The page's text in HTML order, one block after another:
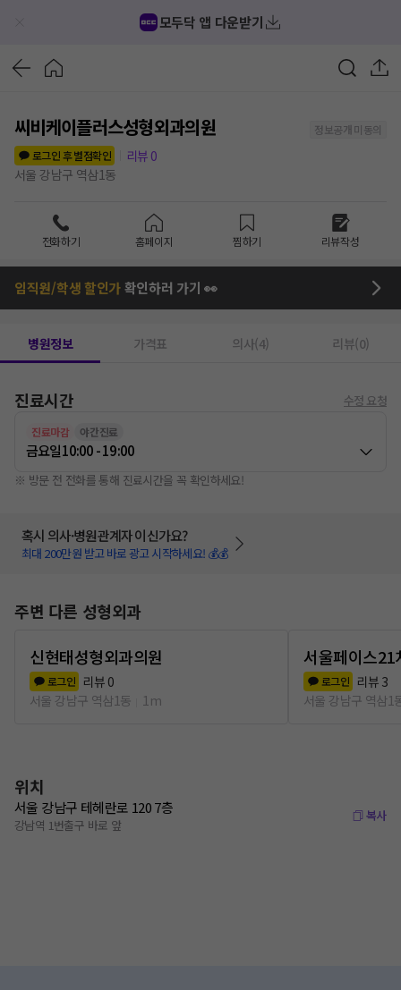
모두닥 앱 다운받기
씨비케이플러스성형외과의원
정보공개 미동의
로그인 후 별점확인
리뷰 0
서울 강남구 역삼1동
전화하기 홈페이지 찜하기 리뷰작성
임직원/학생 할인가확인하러 가기 👀
병원정보 가격표 의사(4) 리뷰(0)
진료시간 수정 요청
진료마감 야간진료
금요일10:00 - 19:00
※ 방문 전 전화를 통해 진료시간을 꼭 확인하세요!
혹시 의사·병원관계자 이신가요?
최대 200만원 받고 바로 광고 시작하세요! 💰💰
주변 다른 성형외과
신현태성형외과의원
로그인 리뷰 0
서울 강남구 역삼1동
1m
서울페이스21
로그인 리뷰 3
서울 강남구 역삼1
위치
서울 강남구 테헤란로 120 7층
강남역 1번출구 바로 앞
복사